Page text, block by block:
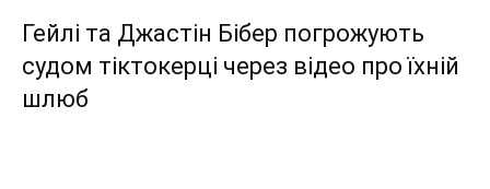
Гейлі та Джастін Бібер погрожують
судом тіктокерці через відео про їхній
шлюб